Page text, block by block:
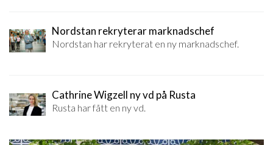
Nordstan rekryterar marknadschef
Nordstan har rekryterat en ny marknadschef.
Cathrine Wigzell ny vd på Rusta
Rusta har fått en ny vd.